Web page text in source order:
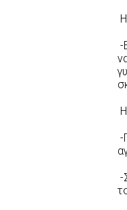
-
-
-